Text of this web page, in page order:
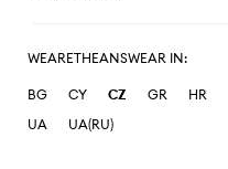
WEARETHEANSWEAR IN:
BG CY CZ GR HR
UA
UA(RU)